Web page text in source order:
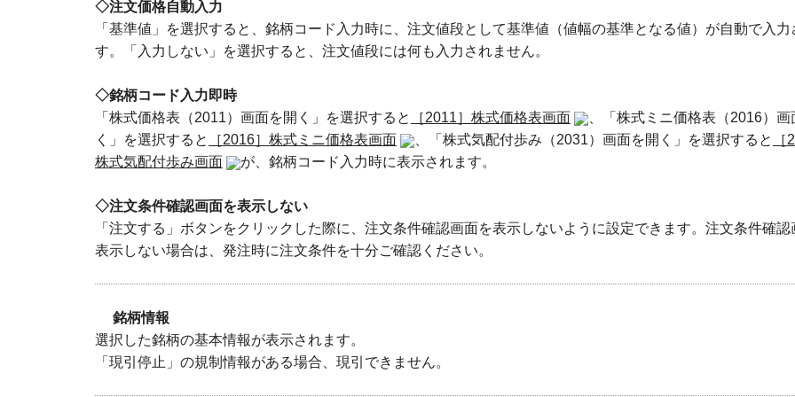
◇注文価格自動入力
「基準値」を選択すると、銘柄コード入力時に、注文値段として基準値（値幅の基準となる値）が自動で入力
す。「入力しない」を選択すると、注文値段には何も入力されません。
◇銘柄コード入力即時
「株式価格表（2011）画面を開く」を選択すると
［2011］株式価格表画面
、「株式ミニ価格表（2016）画
く」を選択すると
［2016］株式ミニ価格表画面 、「株式気配付歩み（2031）画面を開く」を選択すると
株式気配付歩み画面
が、銘柄コード入力時に表示されます。
◇注文条件確認画面を表示しない
「注文する」ボタンをクリックした際に、注文条件確認画面を表示しないように設定できます。注文条件確認
表示しない場合は、発注時に注文条件を十分ご確認ください。
銘柄情報
選択した銘柄の基本情報が表示されます。
「現引停止」の規制情報がある場合、現引できません。